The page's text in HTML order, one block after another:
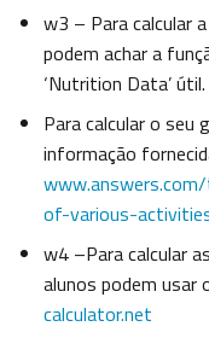
w3 – Para calcular
podem achar a
‘Nutrition Data’ útil.
Para calcular o seu
informação
of-various-
w4 –Para calcular
alunos podem usar
calculator.net